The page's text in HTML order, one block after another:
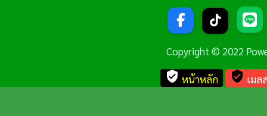
Copyright © 2022
verified_user หน้าหลัก verified_user เมล